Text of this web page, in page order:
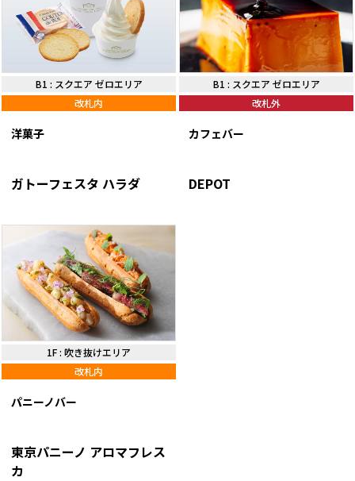
B1 : スクエア ゼロエリア
改札内
洋菓子
ガトーフェスタ ハラダ
B1 : スクエア ゼロエリア
改札外
カフェバー
DEPOT
1F: 吹き抜けエリア
改札内
パニーノバー
東京パニーノ アロマフレス
カ